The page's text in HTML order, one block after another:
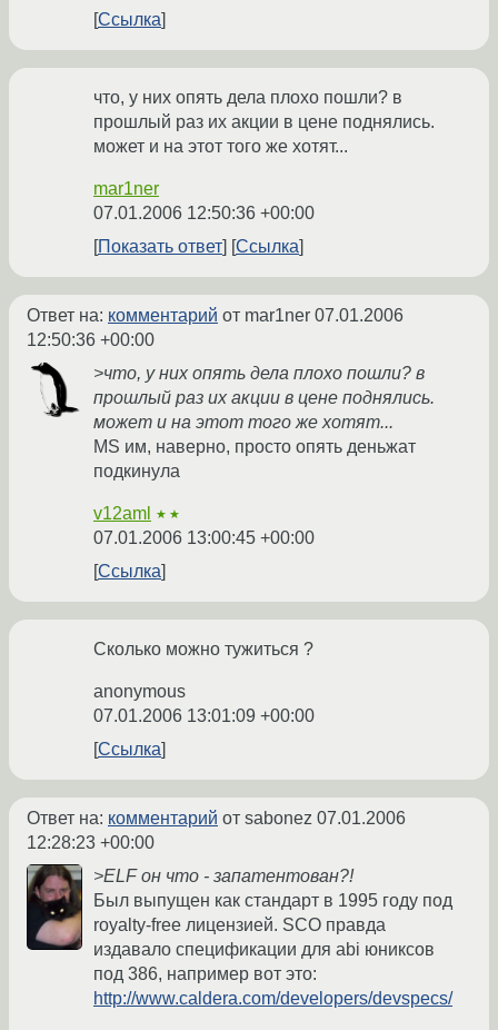
Ссылка
что, у них опять дела плохо пошли? в
прошлый раз их акции в цене поднялись.
может и на этот того же хотят...
mar1ner
07.01.2006 12:50:36 +00:00
Показать ответ
Ссылка
Ответ на: комментарий от mar1ner 07.01.2006
12:50:36 +00:00
>что, у них опять дела плохо пошли? в
прошлый раз их акции в цене поднялись.
может и на этот того же хотят...
MS им, наверно, просто опять деньжат
подкинула
v12aml ★★
07.01.2006 13:00:45 +00:00
Ссылка
Сколько можно тужиться ?
anonymous
07.01.2006 13:01:09 +00:00
Ссылка
Ответ на: комментарий от sabonez 07.01.2006
12:28:23 +00:00
>ELF он что - запатентован?!
Был выпущен как стандарт в 1995 году под
royalty-free лицензией. SCO правда
издавало спецификации для abi юниксов
под 386, например вот это:
http://www.caldera.com/developers/devspecs/